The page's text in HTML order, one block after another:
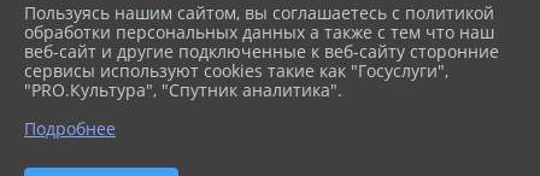
2026 г. school2shal.ru
Вход
Карта сайта
Политика обработки персональных данных
Сделано на KubCMS
Пользуясь нашим сайтом, вы соглашаетесь с политикой
обработки персональных данных а также с тем что наш
веб-сайт и другие подключенные к веб-сайту сторонние
сервисы используют cookies такие как "Госуслуги",
"PRO.Культура", "Спутник аналитика".
Подробнее